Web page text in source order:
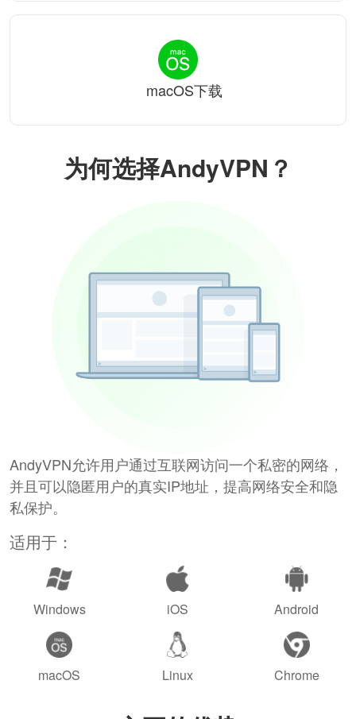
为何选择AndyVPN？
AndyVPN允许用户通过互联网访问一个私密的网络，
并且可以隐匿用户的真实IP地址，提高网络安全和隐
私保护。
适用于：
Windows iOS Android
macOS Linux Chrome
macOS下载